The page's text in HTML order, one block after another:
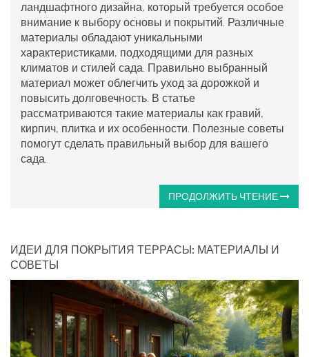
ландшафтного дизайна, который требуется особое
внимание к выбору основы и покрытий. Различные
материалы обладают уникальными
характеристиками, подходящими для разных
климатов и стилей сада. Правильно выбранный
материал может облегчить уход за дорожкой и
повысить долговечность. В статье
рассматриваются такие материалы как гравий,
кирпич, плитка и их особенности. Полезные советы
помогут сделать правильный выбор для вашего
сада.
ПРОДОЛЖИТЬ ЧТЕНИЕ
ИДЕИ ДЛЯ ПОКРЫТИЯ ТЕРРАСЫ: МАТЕРИАЛЫ И
СОВЕТЫ